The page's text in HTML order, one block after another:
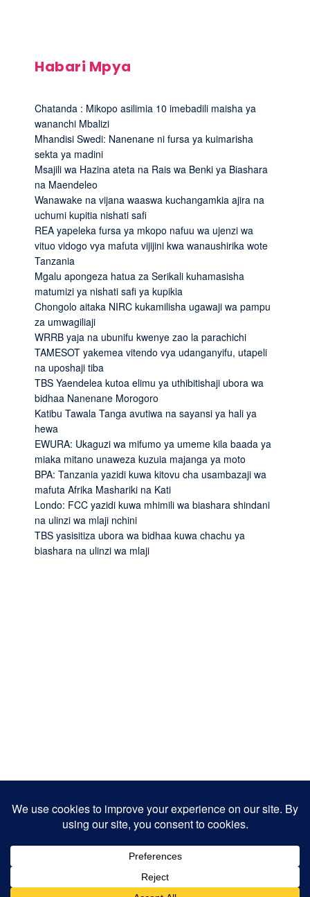
Habari Mpya
Chatanda : Mikopo asilimia 10 imebadili maisha ya
wananchi Mbalizi
Mhandisi Swedi: Nanenane ni fursa ya kuimarisha
sekta ya madini
Msajili wa Hazina ateta na Rais wa Benki ya Biashara
na Maendeleo
Wanawake na vijana waaswa kuchangamkia ajira na
uchumi kupitia nishati safi
REA yapeleka fursa ya mkopo nafuu wa ujenzi wa
vituo vidogo vya mafuta vijijini kwa wanaushirika wote
Tanzania
Mgalu apongeza hatua za Serikali kuhamasisha
matumizi ya nishati safi ya kupikia
Chongolo aitaka NIRC kukamilisha ugawaji wa pampu
za umwagiliaji
WRRB yaja na ubunifu kwenye zao la parachichi
TAMESOT yakemea vitendo vya udanganyifu, utapeli
na uposhaji tiba
TBS Yaendelea kutoa elimu ya uthibitishaji ubora wa
bidhaa Nanenane Morogoro
Katibu Tawala Tanga avutiwa na sayansi ya hali ya
hewa
EWURA: Ukaguzi wa mifumo ya umeme kila baada ya
miaka mitano unaweza kuzuia majanga ya moto
BPA: Tanzania yazidi kuwa kitovu cha usambazaji wa
mafuta Afrika Mashariki na Kati
Londo: FCC yazidi kuwa mhimili wa biashara shindani
na ulinzi wa mlaji nchini
TBS yasisitiza ubora wa bidhaa kuwa chachu ya
biashara na ulinzi wa mlaji